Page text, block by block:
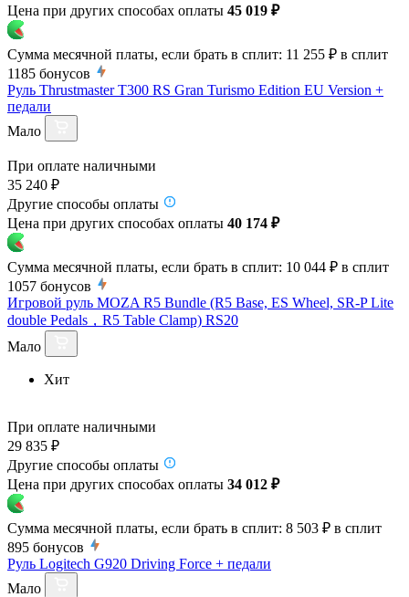
Цена при других способах оплаты 45 019 ₽
Сумма месячной платы, если брать в сплит: 11 255 ₽ в сплит
1185 бонусов
Руль Thrustmaster T300 RS Gran Turismo Edition EU Version +
педали
Мало
При оплате наличными
35 240 ₽
Другие способы оплаты
Цена при других способах оплаты 40 174 ₽
Сумма месячной платы, если брать в сплит: 10 044 ₽ в сплит
1057 бонусов
Игровой руль MOZA R5 Bundle (R5 Base, ES Wheel, SR-P Lite
double Pedals，R5 Table Clamp) RS20
Мало
Хит
При оплате наличными
29 835 ₽
Другие способы оплаты
Цена при других способах оплаты 34 012 ₽
Сумма месячной платы, если брать в сплит: 8 503 ₽ в сплит
895 бонусов
Руль Logitech G920 Driving Force + педали
Мало